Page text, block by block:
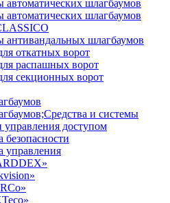
автоматических шлагбаумов
автоматических шлагбаумов
антивандальных шлагбаумов
откатных ворот
распашных ворот
секционных ворот
и системы
управления доступом
безопасности
управления